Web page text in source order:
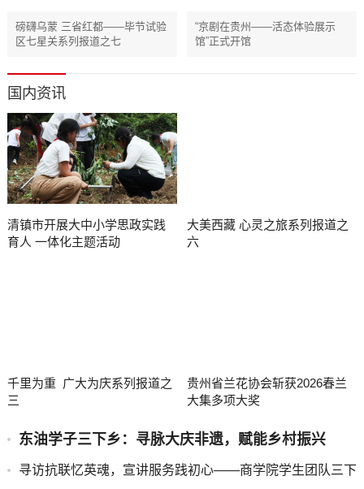
磅礴乌蒙 三省红都——毕节试验
区七星关系列报道之七
“京剧在贵州——活态体验展示
馆”正式开馆
国内资讯
清镇市开展大中小学思政实践
育人 一体化主题活动
大美西藏 心灵之旅系列报道之
六
千里为重 广大为庆系列报道之
三
贵州省兰花协会斩获2026春兰
大集多项大奖
东油学子三下乡：寻脉大庆非遗，赋能乡村振兴
寻访抗联忆英魂，宣讲服务践初心——商学院学生团队三下